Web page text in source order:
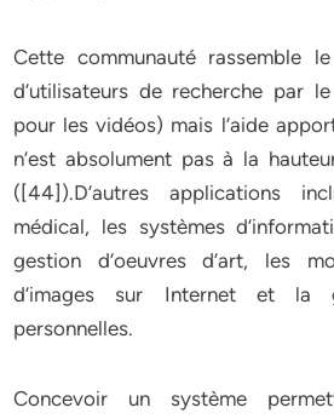
Cette communauté rassemble
d’utilisateurs de recherche par
pour les vidéos) mais l’aide
n’est absolument pas à la
([44]).D’autres applications
médical, les systèmes
gestion d’oeuvres d’art, les
d’images sur Internet et la
personnelles.
Concevoir un système